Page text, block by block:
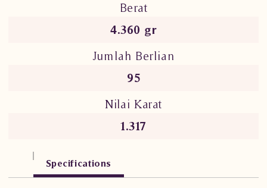
Berat
4.360 gr
Jumlah Berlian
95
Nilai Karat
1.317
Specifications